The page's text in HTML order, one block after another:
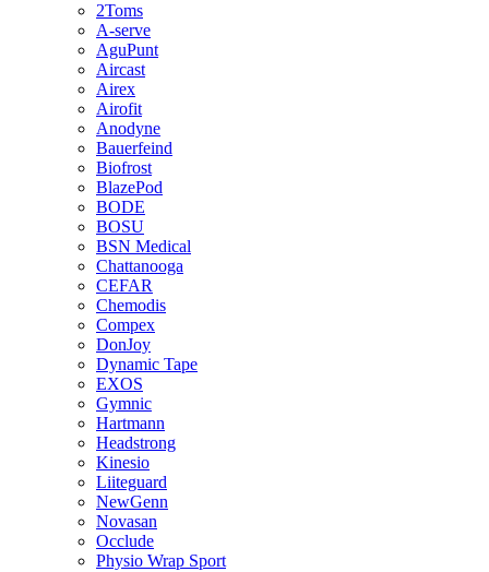
2Toms
A-serve
AguPunt
Aircast
Airex
Airofit
Anodyne
Bauerfeind
Biofrost
BlazePod
BODE
BOSU
BSN Medical
Chattanooga
CEFAR
Chemodis
Compex
DonJoy
Dynamic Tape
EXOS
Gymnic
Hartmann
Headstrong
Kinesio
Liiteguard
NewGenn
Novasan
Occlude
Physio Wrap Sport